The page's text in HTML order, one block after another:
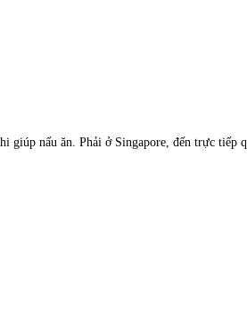
nấu ăn. Phải ở Singapore, đến trực tiếp